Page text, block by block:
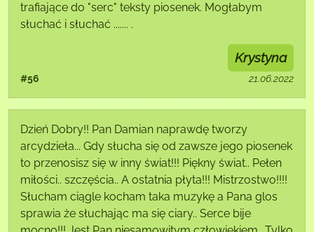
trafiające do "serc" teksty piosenek. Mogłabym
słuchać i słuchać ....... .
#56
Krystyna
21.06.2022
Dzień Dobry!! Pan Damian naprawdę tworzy
arcydzieła... Gdy słucha się od zawsze jego piosenek
to przenosisz się w inny świat!!! Piękny świat.. Pełen
miłości.. szczęścia.. A ostatnia płyta!!! Mistrzostwo!!!!
Słucham ciągle kocham taka muzykę a Pana glos
sprawia że słuchając ma się ciary.. Serce bije